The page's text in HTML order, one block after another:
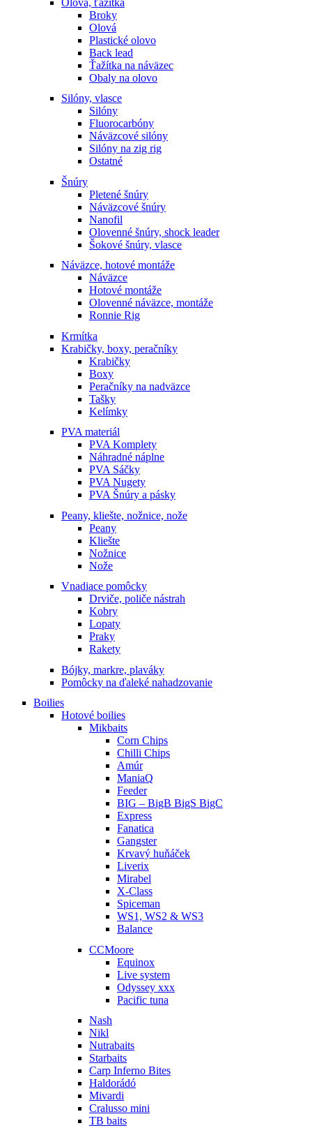
Broky
Olová
Plastické olovo
Back lead
Ťažítka na náväzec
Obaly na olovo
Silóny, vlasce
Silóny
Fluorocarbóny
Náväzcové silóny
Silóny na zig rig
Ostatné
Šnúry
Pletené šnúry
Náväzcové šnúry
Nanofil
Olovenné šnúry, shock leader
Šokové šnúry, vlasce
Náväzce, hotové montáže
Náväzce
Hotové montáže
Olovenné náväzce, montáže
Ronnie Rig
Krmítka
Krabičky, boxy, peračníky
Krabičky
Boxy
Peračníky na nadväzce
Tašky
Kelímky
PVA materiál
PVA Komplety
Náhradné náplne
PVA Sáčky
PVA Nugety
PVA Šnúry a pásky
Peany, kliešte, nožnice, nože
Peany
Kliešte
Nožnice
Nože
Vnadiace pomôcky
Drviče, poliče nástrah
Kobry
Lopaty
Praky
Rakety
Bójky, markre, plaváky
Pomôcky na ďaleké nahadzovanie
Boilies
Hotové boilies
Mikbaits
Corn Chips
Chilli Chips
Amúr
ManiaQ
Feeder
BIG – BigB BigS BigC
Express
Fanatica
Gangster
Krvavý huňáček
Liverix
Mirabel
X-Class
Spiceman
WS1, WS2 & WS3
Balance
CCMoore
Equinox
Live system
Odyssey xxx
Pacific tuna
Nash
Nikl
Nutrabaits
Starbaits
Carp Inferno Bites
Haldorádó
Mivardi
Cralusso mini
TB baits